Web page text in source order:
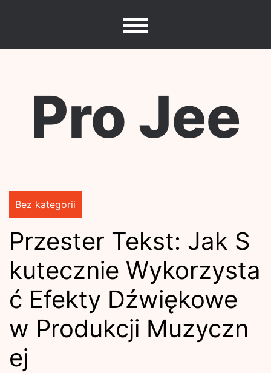
Pro Jee
Bez kategorii
Przester Tekst: Jak S
kutecznie Wykorzysta
ć Efekty Dźwiękowe
w Produkcji Muzyczn
ej